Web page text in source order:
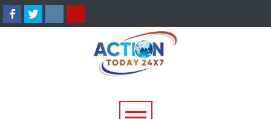
उत्तराखंड में बारिश का कहर:
यमुनोत्री और बदरीनाथ हाईवे पर
भूस्खलन, कई मार्ग बंद; श्रद्धालु और